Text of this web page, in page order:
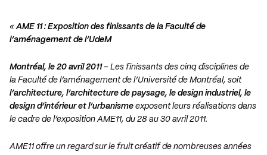
«AME 11 : Exposition des finissants de la Faculté de
l’aménagement de l’UdeM
Montréal, le 20 avril 2011– Les finissants des cinq disciplines de
la Faculté de l’aménagement de l’Université de Montréal, soit
l’architecture, l’architecture de paysage, le design industriel, le
design d’intérieur et l’urbanisme exposent leurs réalisations dans
le cadre de l’exposition AME11, du 28 au 30 avril 2011.
AME11 offre un regard sur le fruit créatif de nombreuses années